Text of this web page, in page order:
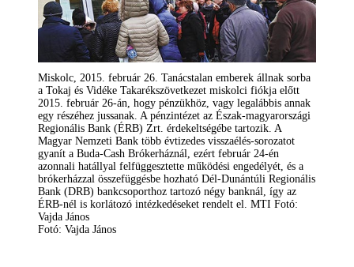
Miskolc, 2015. február 26. Tanácstalan emberek állnak sorba
a Tokaj és Vidéke Takarékszövetkezet miskolci fiókja előtt
2015. február 26-án, hogy pénzükhöz, vagy legalábbis annak
egy részéhez jussanak. A pénzintézet az Észak-magyarországi
Regionális Bank (ÉRB) Zrt. érdekeltségébe tartozik. A
Magyar Nemzeti Bank több évtizedes visszaélés-sorozatot
gyanít a Buda-Cash Brókerháznál, ezért február 24-én
azonnali hatállyal felfüggesztette működési engedélyét, és a
brókerházzal összefüggésbe hozható Dél-Dunántúli Regionális
Bank (DRB) bankcsoporthoz tartozó négy banknál, így az
ÉRB-nél is korlátozó intézkedéseket rendelt el. MTI Fotó:
Vajda János
Fotó: Vajda János